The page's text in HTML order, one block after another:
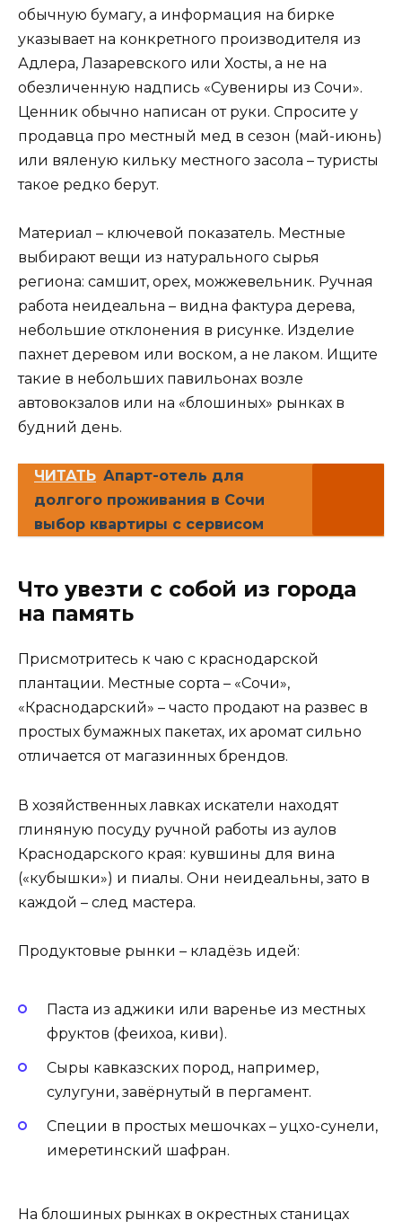
обычную бумагу, а информация на бирке
указывает на конкретного производителя из
Адлера, Лазаревского или Хосты, а не на
обезличенную надпись «Сувениры из Сочи».
Ценник обычно написан от руки. Спросите у
продавца про местный мед в сезон (май-июнь)
или вяленую кильку местного засола – туристы
такое редко берут.
Материал – ключевой показатель. Местные
выбирают вещи из натурального сырья
региона: самшит, орех, можжевельник. Ручная
работа неидеальна – видна фактура дерева,
небольшие отклонения в рисунке. Изделие
пахнет деревом или воском, а не лаком. Ищите
такие в небольших павильонах возле
автовокзалов или на «блошиных» рынках в
будний день.
ЧИТАТЬ Апарт-отель для
долгого проживания в Сочи
выбор квартиры с сервисом
Что увезти с собой из города
на память
Присмотритесь к чаю с краснодарской
плантации. Местные сорта – «Сочи»,
«Краснодарский» – часто продают на развес в
простых бумажных пакетах, их аромат сильно
отличается от магазинных брендов.
В хозяйственных лавках искатели находят
глиняную посуду ручной работы из аулов
Краснодарского края: кувшины для вина
(«кубышки») и пиалы. Они неидеальны, зато в
каждой – след мастера.
Продуктовые рынки – кладёзь идей:
Паста из аджики или варенье из местных
фруктов (феихоа, киви).
Сыры кавказских пород, например,
сулугуни, завёрнутый в пергамент.
Специи в простых мешочках – уцхо-сунели,
имеретинский шафран.
На блошиных рынках в окрестных станицах